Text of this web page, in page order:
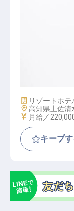
アクティビ
施設業態
リゾートホテ
勤務地
高知県土佐清
給与
月給／
キープ